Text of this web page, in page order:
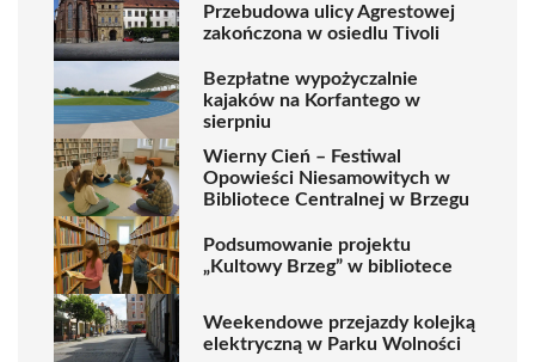
Przebudowa ulicy Agrestowej
zakończona w osiedlu Tivoli
Bezpłatne wypożyczalnie
kajaków na Korfantego w
sierpniu
Wierny Cień – Festiwal
Opowieści Niesamowitych w
Bibliotece Centralnej w Brzegu
Podsumowanie projektu
„Kultowy Brzeg” w bibliotece
Weekendowe przejazdy kolejką
elektryczną w Parku Wolności